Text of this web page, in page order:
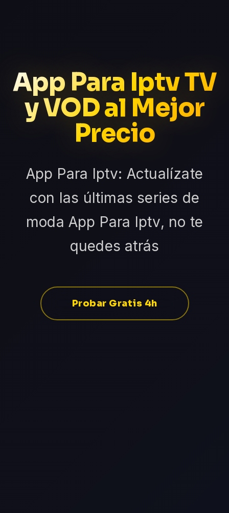
App Para Iptv TV
y VOD al Mejor
Precio
App Para Iptv: Actualízate
con las últimas series de
moda App Para Iptv, no te
quedes atrás
Probar Gratis 4h